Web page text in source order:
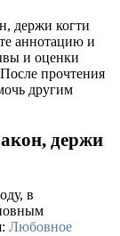
держи когти
аннотацию и
и оценки
прочтения
другим
держи
в
Любовное